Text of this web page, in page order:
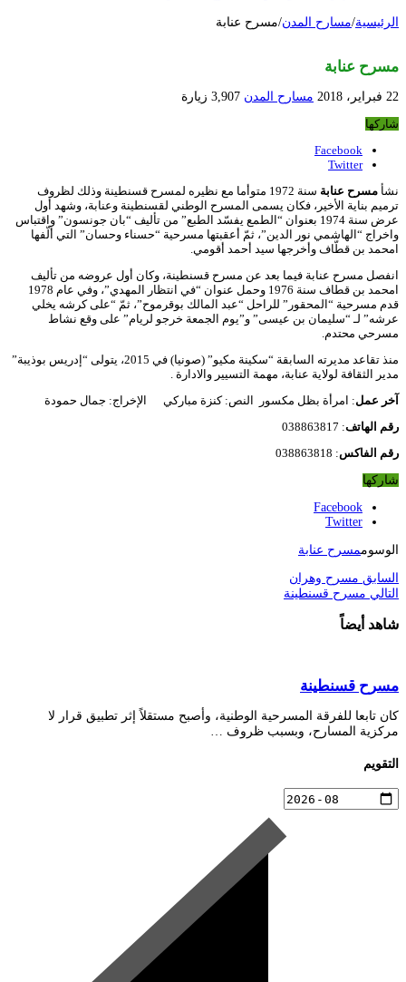
الرئيسية/مسارح المدن/مسرح عنابة
مسرح عنابة
22 فبراير، 2018 مسارح المدن 3,907 زيارة
شاركها
Facebook
Twitter
نشأ مسرح عنابة
سنة 1972 متوأما مع نظيره لمسرح قسنطينة وذلك لظروف
ترميم بناية الأخير، فكان يسمى المسرح الوطني لقسنطينة وعنابة، وشهد أول
عرض سنة 1974 بعنوان “الطمع يفسّد الطبع” من تأليف “بان جونسون” واقتباس
واخراج “الهاشمي نور الدين”، ثمّ أعقبتها مسرحية “حسناء وحسان” التي ألّفها
امحمد بن قطّاف وأخرجها سيد أحمد أقومي.
انفصل مسرح عنابة فيما بعد عن مسرح قسنطينة، وكان أول عروضه من تأليف
امحمد بن قطاف سنة 1976 وحمل عنوان “في انتظار المهدي”، وفي عام 1978
قدم مسرحية “المحقور” للراحل “عبد المالك بوقرموح”، ثمّ “على كرشه يخلي
عرشه” لـ “سليمان بن عيسى” و”يوم الجمعة خرجو لريام” على وقع نشاط
مسرحي محتدم.
منذ تقاعد مديرته السابقة “سكينة مكيو” (صونيا) في 2015، يتولى “إدريس بوذيبة”
مدير الثقافة لولاية عنابة، مهمة التسيير والادارة .
آخر عمل: امرأة بظل مكسور النص: كنزة مباركي الإخراج: جمال حمودة
رقم الهاتف: 038863817
رقم الفاكس: 038863818
شاركها
Facebook
Twitter
الوسوممسرح عنابة
السابق مسرح وهران
التالي مسرح قسنطينة
شاهد أيضاً
مسرح قسنطينة
كان تابعا للفرقة المسرحية الوطنية، وأصبح مستقلاً إثر تطبيق قرار لا
مركزية المسارح، وبسبب ظروف …
التقويم